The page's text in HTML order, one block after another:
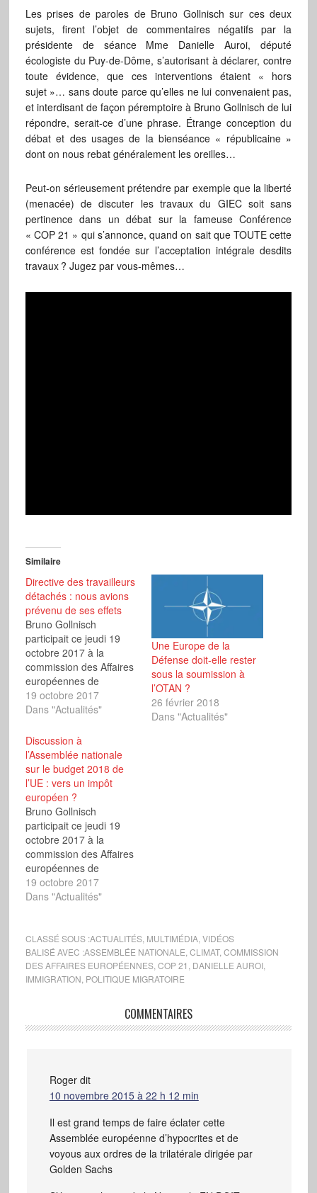
Les prises de paroles de Bruno Gollnisch sur ces deux
sujets, firent l’objet de commentaires négatifs par la
présidente de séance Mme Danielle Auroi, député
écologiste du Puy-de-Dôme, s’autorisant à déclarer, contre
toute évidence, que ces interventions étaient « hors
sujet »… sans doute parce qu’elles ne lui convenaient pas,
et interdisant de façon péremptoire à Bruno Gollnisch de lui
répondre, serait-ce d’une phrase. Étrange conception du
débat et des usages de la bienséance « républicaine »
dont on nous rebat généralement les oreilles…
Peut-on sérieusement prétendre par exemple que la liberté
(menacée) de discuter les travaux du GIEC soit sans
pertinence dans un débat sur la fameuse Conférence
« COP 21 » qui s’annonce, quand on sait que TOUTE cette
conférence est fondée sur l’acceptation intégrale desdits
travaux ? Jugez par vous-mêmes…
Similaire
Directive des travailleurs
détachés : nous avions
prévenu de ses effets
Bruno Gollnisch
participait ce jeudi 19
octobre 2017 à la
commission des Affaires
européennes de
l'Assemblée nationale
(avec réponse du
19 octobre 2017
Dans "Actualités"
Une Europe de la
Défense doit-elle rester
sous la soumission à
l’OTAN ?
26 février 2018
Dans "Actualités"
Discussion à
l’Assemblée nationale
sur le budget 2018 de
l’UE : vers un impôt
européen ?
Bruno Gollnisch
participait ce jeudi 19
octobre 2017 à la
commission des Affaires
européennes de
l'Assemblée nationale
(avec réponse du
19 octobre 2017
Dans "Actualités"
CLASSÉ SOUS :ACTUALITÉS, MULTIMÉDIA, VIDÉOS
BALISÉ AVEC :ASSEMBLÉE NATIONALE CLIMAT, COMMISSION
DES AFFAIRES EUROPÉENNES, COP 21 DANIELLE AUROI,
IMMIGRATION POLITIQUE MIGRATOIRE
COMMENTAIRES
Roger dit
10 novembre 2015 à 22 h 12 min
Il est grand temps de faire éclater cette
Assemblée européenne d’hypocrites et de
voyous aux ordres de la trilatérale dirigée par
Golden Sachs